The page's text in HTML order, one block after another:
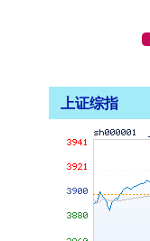
上证综指